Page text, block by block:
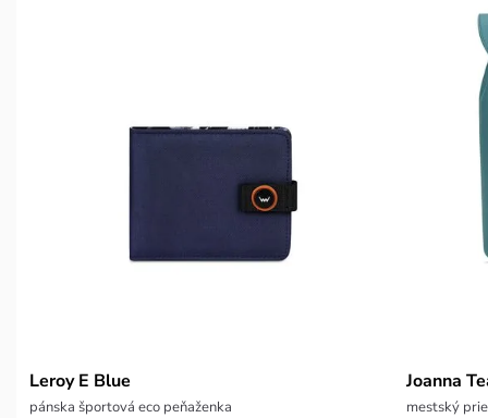
Leroy E Blue
pánska športová eco peňaženka
Joanna
mestský